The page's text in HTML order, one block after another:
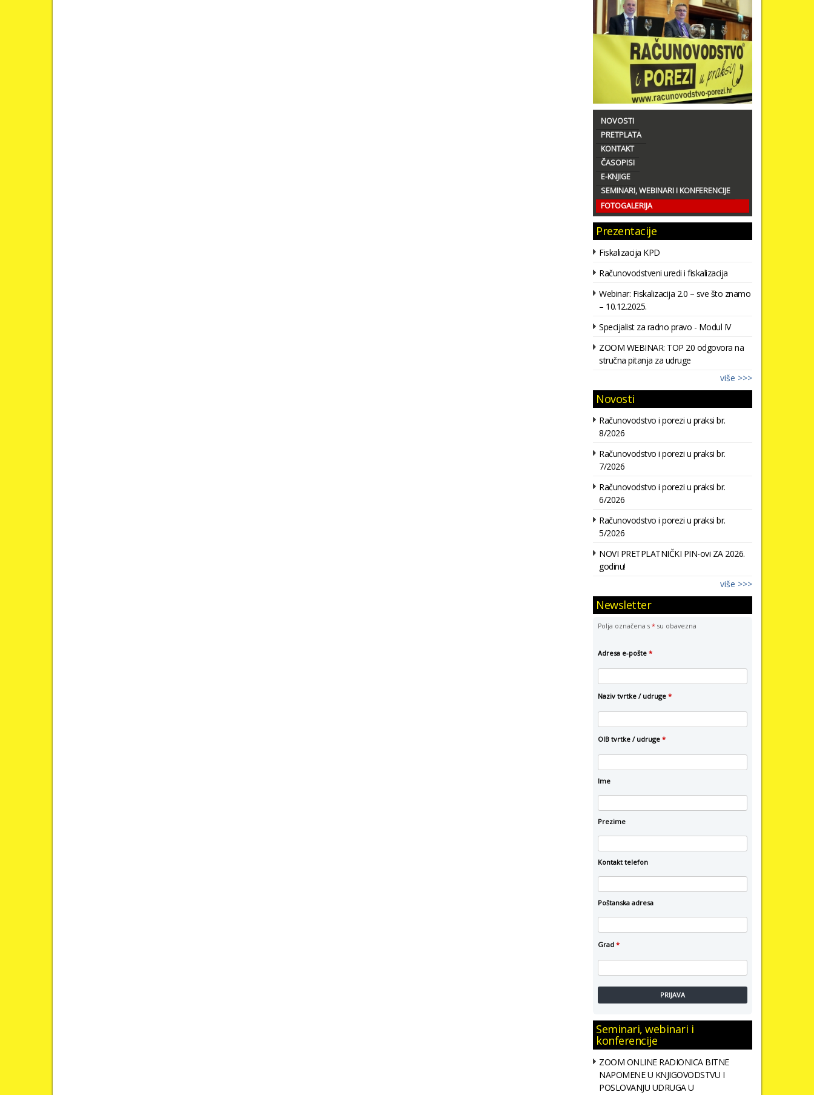
NOVOSTI
PRETPLATA
KONTAKT
ČASOPISI
E-KNJIGE
SEMINARI, WEBINARI I KONFERENCIJE
FOTOGALERIJA
Prezentacije
Fiskalizacija KPD
Računovodstveni uredi i fiskalizacija
Webinar: Fiskalizacija 2.0 – sve što znamo
– 10.12.2025.
Specijalist za radno pravo - Modul IV
ZOOM WEBINAR: TOP 20 odgovora na
stručna pitanja za udruge
više >>>
Novosti
Računovodstvo i porezi u praksi br.
8/2026
Računovodstvo i porezi u praksi br.
7/2026
Računovodstvo i porezi u praksi br.
6/2026
Računovodstvo i porezi u praksi br.
5/2026
NOVI PRETPLATNIČKI PIN-ovi ZA 2026.
godinu!
više >>>
Newsletter
Polja označena s* su obavezna
Adresa e-pošte*
Naziv tvrtke / udruge*
OIB tvrtke / udruge*
Ime
Prezime
Kontakt telefon
Poštanska adresa
Grad*
PRIJAVA
Seminari, webinari i
konferencije
ZOOM ONLINE RADIONICA BITNE
NAPOMENE U KNJIGOVODSTVU I
POSLOVANJU UDRUGA U